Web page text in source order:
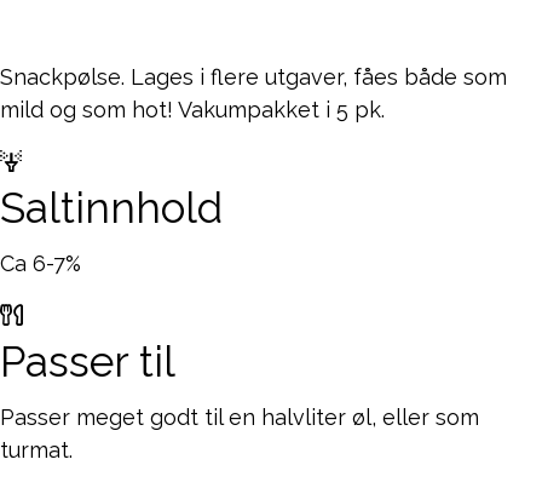
Snackpølse. Lages i flere utgaver, fåes både som
mild og som hot! Vakumpakket i 5 pk.
Saltinnhold
Ca 6-7%
Passer til
Passer meget godt til en halvliter øl, eller som
turmat.